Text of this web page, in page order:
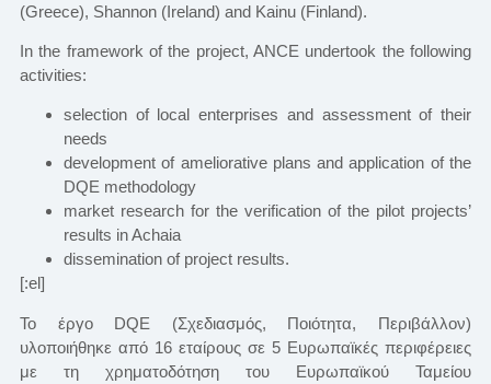
(Greece), Shannon (Ireland) and Kainu (Finland).
In the framework of the project, ANCE undertook the following
activities:
selection of local enterprises and assessment of their
needs
development of ameliorative plans and application of the
DQE methodology
market research for the verification of the pilot projects’
results in Achaia
dissemination of project results.
[:el]
Το έργο DQE (Σχεδιασμός, Ποιότητα, Περιβάλλον)
υλοποιήθηκε από 16 εταίρους σε 5 Ευρωπαϊκές περιφέρειες
με τη χρηματοδότηση του Ευρωπαϊκού Ταμείου